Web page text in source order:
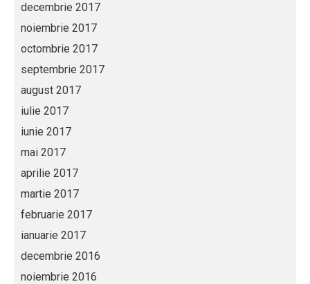
decembrie 2017
noiembrie 2017
octombrie 2017
septembrie 2017
august 2017
iulie 2017
iunie 2017
mai 2017
aprilie 2017
martie 2017
februarie 2017
ianuarie 2017
decembrie 2016
noiembrie 2016